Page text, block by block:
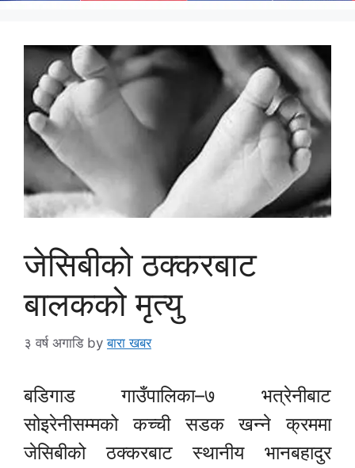
जेसिबीको ठक्करबाट
बालकको मृत्यु
३ वर्ष अगाडि byबारा खबर
बडिगाड गाउँपालिका–७ भत्रेनीबाट
सोइरेनीसम्मको कच्ची सडक खन्ने क्रममा
जेसिबीको ठक्करबाट स्थानीय भानबहादुर